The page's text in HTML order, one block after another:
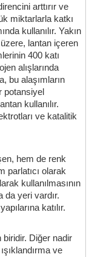
arttırır ve
miktarlarla katkı
kullanılır. Yakın
lantan içeren
400 katı
alışlarında
bu alaşımların
potansiyel
kullanılır.
ve katalitik
hem de renk
parlatıcı olarak
kullanılmasının
da yeri vardır.
katılır.
Diğer nadir
ve